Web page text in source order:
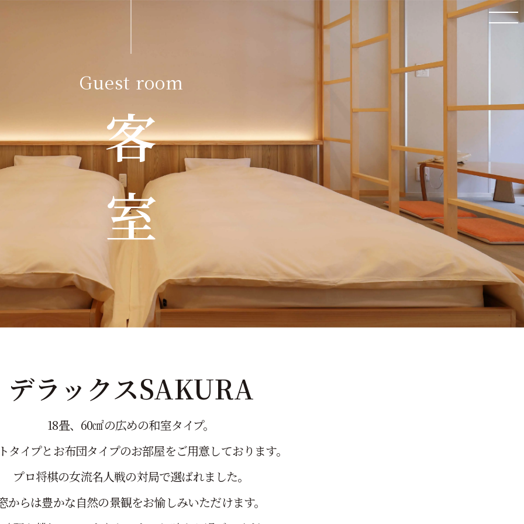
Guest room
客 室
デラックスSAKURA
18畳、60㎠の広めの和室タイプ。
タイプとお布団タイプのお部屋をご用意しております。
プロ将棋の女流名人戦の対局で選ばれました。
からは豊かな自然の景観をお愉しみいただけます。